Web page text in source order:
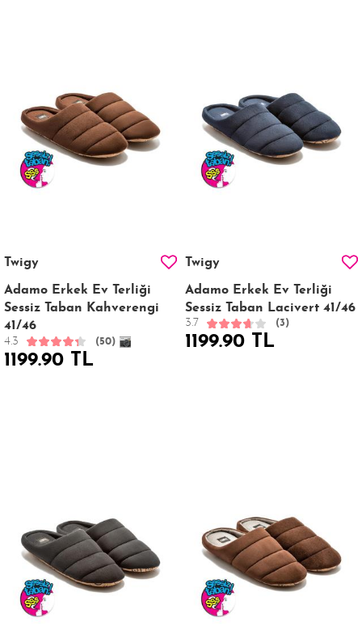
Twigy
Adamo Erkek Ev Terliği
Sessiz Taban Kahverengi
41/46
4.3 (50)
1199.90 TL
Twigy
Adamo Erkek Ev Terliği
Sessiz Taban Lacivert 41/46
3.7 (3)
1199.90 TL